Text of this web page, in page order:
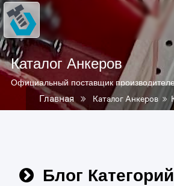
Главная Каталог Анкеров
Каталог Анкеров
Официальный поставщик
Блог